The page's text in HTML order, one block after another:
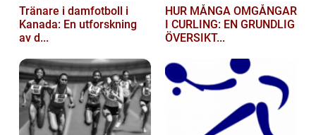
Tränare i damfotboll i
Kanada: En utforskning
av d...
HUR MÅNGA OMGÅNGAR
I CURLING: EN GRUNDLIG
ÖVERSIKT...